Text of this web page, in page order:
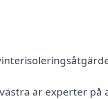
är experter på